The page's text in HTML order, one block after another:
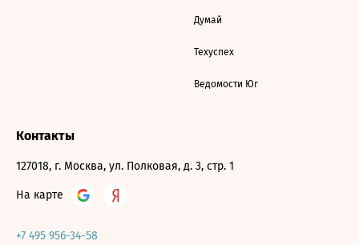
Думай
Техуспех
Ведомости Юг
Контакты
127018, г. Москва, ул. Полковая, д. 3, стр. 1
На карте
+7 495 956-34-58